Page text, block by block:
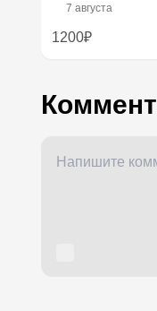
7 августа
1200₽